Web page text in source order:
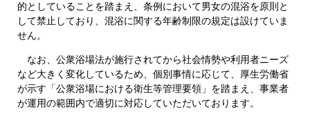
的としていることを踏まえ、条例において男女の混浴を原則と
して禁止しており、混浴に関する年齢制限の規定は設けていま
せん。
なお、公衆浴場法が施行されてから社会情勢や利用者ニーズ
など大きく変化しているため、個別事情に応じて、厚生労働省
が示す「公衆浴場における衛生等管理要領」を踏まえ、事業者
が運用の範囲内で適切に対応していただいております。